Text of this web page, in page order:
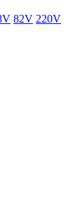
82V 220V